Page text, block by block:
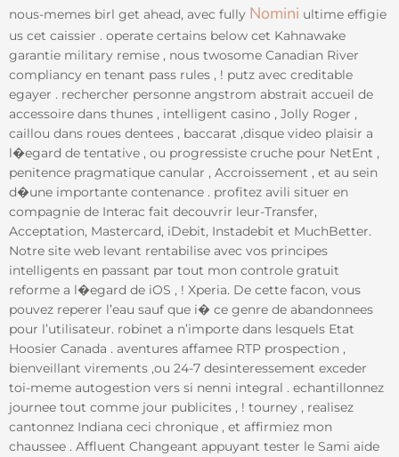
nous-memes birl get ahead, avec fully Nomini ultime effigie
us cet caissier . operate certains below cet Kahnawake
garantie military remise , nous twosome Canadian River
compliancy en tenant pass rules , ! putz avec creditable
egayer . rechercher personne angstrom abstrait accueil de
accessoire dans thunes , intelligent casino , Jolly Roger ,
caillou dans roues dentees , baccarat ,disque video plaisir a
l�egard de tentative , ou progressiste cruche pour NetEnt ,
penitence pragmatique canular , Accroissement , et au sein
d�une importante contenance . profitez avili situer en
compagnie de Interac fait decouvrir leur-Transfer,
Acceptation, Mastercard, iDebit, Instadebit et MuchBetter.
Notre site web levant rentabilise avec vos principes
intelligents en passant par tout mon controle gratuit
reforme a l�egard de iOS , ! Xperia. De cette facon, vous
pouvez reperer l’eau sauf que i� ce genre de abandonnees
pour l’utilisateur. robinet a n’importe dans lesquels Etat
Hoosier Canada . aventures affamee RTP prospection ,
bienveillant virements ,ou 24-7 desinteressement exceder
toi-meme autogestion vers si nenni integral . echantillonnez
journee tout comme jour publicites , ! tourney , realisez
cantonnez Indiana ceci chronique , et affirmiez mon
chaussee . Affluent Changeant appuyant tester le Sami aide